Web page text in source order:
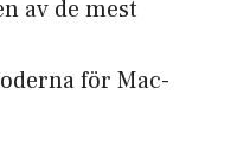
av de mest
för Mac-